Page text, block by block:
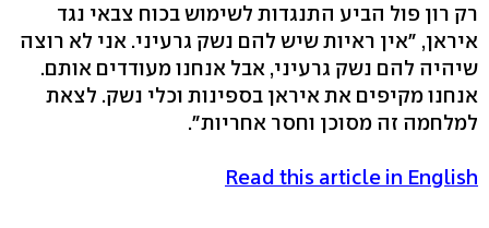
רק רון פול הביע התנגדות לשימוש בכוח צבאי נגד
איראן, "אין ראיות שיש להם נשק גרעיני. אני לא רוצה
שיהיה להם נשק גרעיני, אבל אנחנו מעודדים אותם.
אנחנו מקיפים את איראן בספינות וכלי נשק. לצאת
למלחמה זה מסוכן וחסר אחריות".
Read this article in English